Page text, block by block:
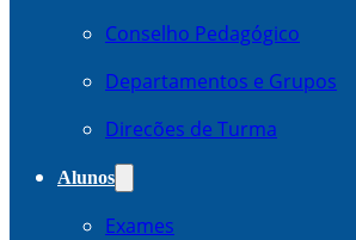
Conselho Pedagógico
Departamentos e Grupos
Direcões de Turma
Alunos
Exames